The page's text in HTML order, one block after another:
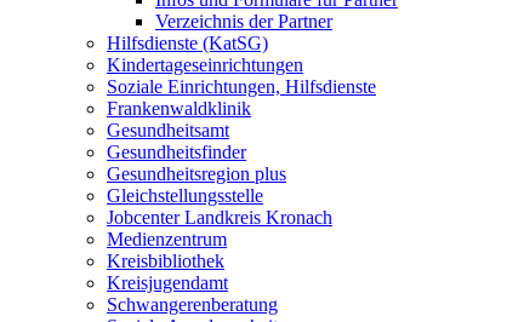
Verzeichnis der Partner
Hilfsdienste (KatSG)
Kindertageseinrichtungen
Soziale Einrichtungen, Hilfsdienste
Frankenwaldklinik
Gesundheitsamt
Gesundheitsfinder
Gesundheitsregion plus
Gleichstellungsstelle
Jobcenter Landkreis Kronach
Medienzentrum
Kreisbibliothek
Kreisjugendamt
Schwangerenberatung